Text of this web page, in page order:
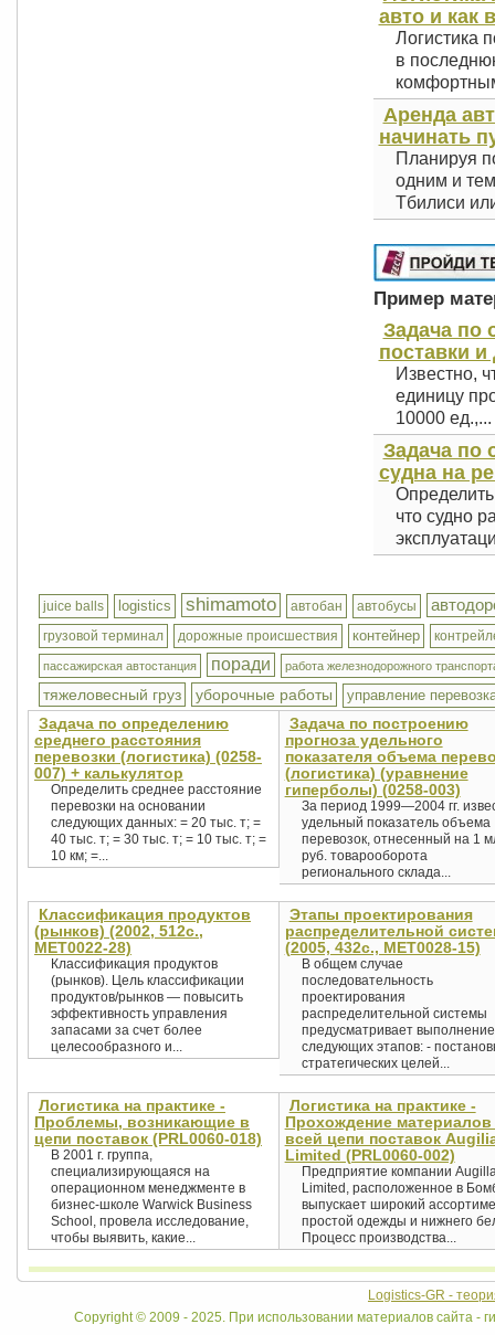
авто и как
Логистика
в
Аренда
начинать
Планируя
одним и
Тбилиси
Пример
Задача по
поставки и
Известно,
единицу
10000 ед.,...
Задача по
судна на
что судно
juice balls logistics shimamoto автобан автобусы
грузовой терминал дорожные происшествия контейнер
пассажирская автостанция поради работа железнодорожного
тяжеловесный груз уборочные работы управление
Задача по определению
среднего расстояния
перевозки (логистика) (0258-
007) + калькулятор
Определить среднее расстояние
перевозки на основании
следующих данных: = 20 тыс. т; =
40 тыс. т; = 30 тыс. т; = 10 тыс. т; =
10 км; =...
Задача по построению
прогноза удельного
показателя объема
(логистика) (уравнение
гиперболы) (0258-003)
За период 1999—2004 гг.
удельный показатель объема
перевозок, отнесенный на 1
руб. товарооборота
регионального склада...
Классификация продуктов
(рынков) (2002, 512с.,
MET0022-28)
Классификация продуктов
(рынков). Цель классификации
продуктов/рынков — повысить
эффективность управления
запасами за счет более
целесообразного и...
Этапы проектирования
распределительной
(2005, 432с., MET0028-15)
В общем случае
последовательность
проектирования
распределительной системы
предусматривает выполнение
следующих этапов: -
стратегических целей...
Логистика на практике -
Проблемы, возникающие в
цепи поставок (PRL0060-018)
В 2001 г. группа,
специализирующаяся на
операционном менеджменте в
бизнес-школе Warwick Business
School, провела исследование,
чтобы выявить, какие...
Логистика на практике -
Прохождение материалов
всей цепи поставок
Limited (PRL0060-002)
Предприятие компании
Limited, расположенное в
выпускает широкий
простой одежды и нижнего
Процесс производства...
Logistics-GR -
Copyright © 2009 - 2025. При использовании материалов сайта -